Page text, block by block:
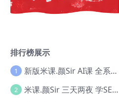
排行榜展示
1 新版米课.颜Sir AI课 全系列实战教程，价值9800，跨境首选！【Ag-0052】
2 米课.颜Sir 三天两夜 学SEO系列教程，价值9600元，跨境人都在学 【Ag-0056】